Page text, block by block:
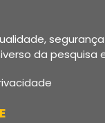
da pesquisa